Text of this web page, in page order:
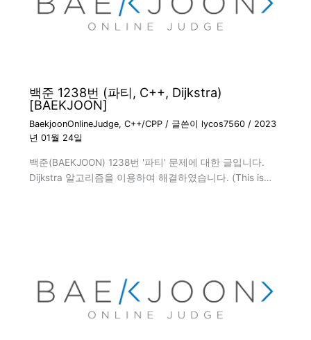
백준 1238번 (파티, C++, Dijkstra)
[BAEKJOON]
BaekjoonOnlineJudge, C++/CPP/ 글쓴이 lycos7560 / 2023
년 01월 24일
백준(BAEKJOON) 1238번 '파티' 문제에 대한 글입니다.
Dijkstra 알고리즘을 이용하여 해결하였습니다. (This is…